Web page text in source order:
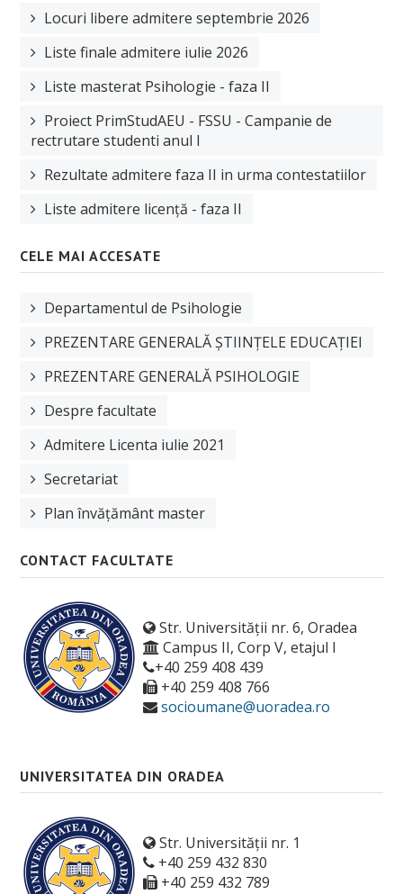
Centre de cercetare
Publicaţii
Etica cercetare
Proiecte
Plan de cercetare
Fise disciplina
Plan învățământ școală doctorală de sociologie
Orar
Sesiune de examene
Structura anului universitar
Examen de finalizare studii
ERASMUS
Burse
Despre cazare
OTL
Manifestari studentesti
Locuri libere admitere septembrie 2026
Liste finale admitere iulie 2026
Liste masterat Psihologie - faza II
Proiect PrimStudAEU - FSSU - Campanie de
rectrutare studenti anul I
Rezultate admitere faza II in urma contestatiilor
Liste admitere licență - faza II
CELE MAI ACCESATE
Departamentul de Psihologie
PREZENTARE GENERALĂ ȘTIINȚELE EDUCAȚIEI
PREZENTARE GENERALĂ PSIHOLOGIE
Despre facultate
Admitere Licenta iulie 2021
Secretariat
Plan învățământ master
CONTACT FACULTATE
Str. Universității nr. 6, Oradea
Campus II, Corp V, etajul I
+40 259 408 439
+40 259 408 766
socioumane@uoradea.ro
UNIVERSITATEA DIN ORADEA
Str. Universității nr. 1
+40 259 432 830
+40 259 432 789